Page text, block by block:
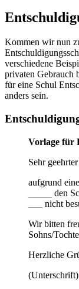
Kommen wir nun
verschiedene
privaten Gebrauch
für eine Schul
anders sein.
Vorlage für
Sehr geehrter
aufgrund
_____ den
___ nicht
Wir bitten
Sohns/
Herzliche
(Unterschrift)